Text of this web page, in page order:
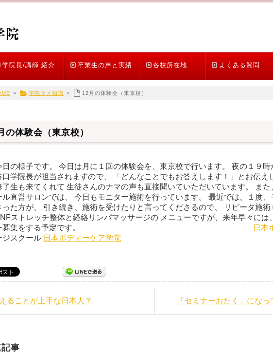
学院長/講師 紹介 卒業生の声と実績 各校所在地 よくある質問
> 学院マメ知識 > 12月の体験会（東京校）
の体験会（東京校）
日の様子です。 今日は月に１回の体験会を、東京校で行います。 夜の１９
口学院長が担当されますので、 「どんなことでもお答えします！」とお伝え
了生も来てくれて 生徒さんのナマの声も直接聞いていただいています。 また
ル直営サロンでは、 今日もモニター施術を行っています。 最近では、１度、
った方が、 引き続き、施術を受けたりと言ってくださるので、 リピータ施術
ストレッチ整体と経絡リンパマッサージの メニューですが、来年早々には
ター募集をする予定です。
日本
ジスクール 日本ボディーケア学院
ることが上手な日本人？ 「セミナーおたく」にな
事